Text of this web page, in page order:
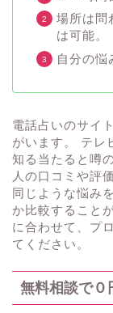
場所は問
は可能。
自分の悩
電話占いのサイ
がいます。 テレ
知る当たると噂
人の口コミや評
同じような悩み
か比較すること
に合わせて、プ
てください。
無料相談で０